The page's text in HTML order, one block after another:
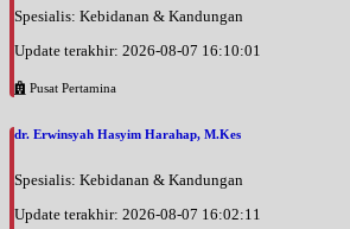
Spesialis: Kebidanan & Kandungan
Update terakhir: 2026-08-07 16:10:01
Pusat Pertamina
dr. Erwinsyah Hasyim Harahap, M.Kes
Spesialis: Kebidanan & Kandungan
Update terakhir: 2026-08-07 16:02:11